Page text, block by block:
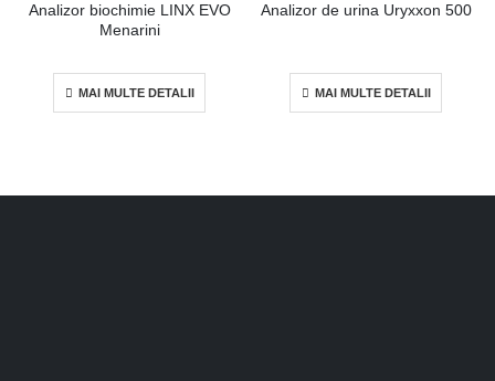
Analizor biochimie LINX EVO
Menarini
MAI MULTE DETALII
Analizor de urina Uryxxon 500
MAI MULTE DETALII